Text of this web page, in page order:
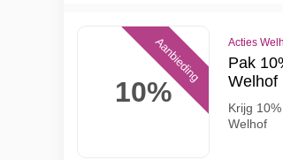
10%
Aanbieding Acties
Pak
Welhof
Krijg
Welhof